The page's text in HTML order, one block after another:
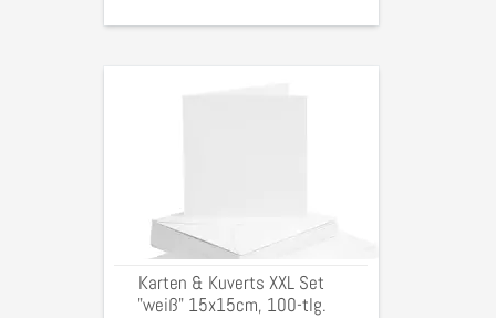
"weiß"
15x15cm,
100-
tlg.
Karten & Kuverts XXL Set
"weiß" 15x15cm, 100-tlg.